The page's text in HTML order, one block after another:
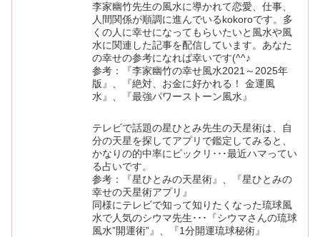
李家幽竹先生の風水に導かれて恋愛、仕事、
人間関係が順調に進んでいるkokoroです。多
くの人に幸せになってもらいたいと風水や風
水に関連した記事を配信しています。あなた
の幸せの参考になれば幸いです(^^♪
参考：『李家幽竹の幸せ風水2021～2025年
版』、『絶対、お金に好かれる！ 金運風
水』、『最強パワーストーン風水』
テレビで話題の星ひとみ先生の天星術は、自
分の天星を探してアプリで鑑定してみると、
かなりの的中率にビックリ･･･最近ハマってい
る占いです。
参考：『星ひとみの天星術』、『星ひとみの
幸せの天星術アプリ』
同様にテレビで知って知りたくなった琉球風
水で人気のシウマ先生･･･『シウマさんの琉球
風水”開運術”』、『1分開運琉球秘術』